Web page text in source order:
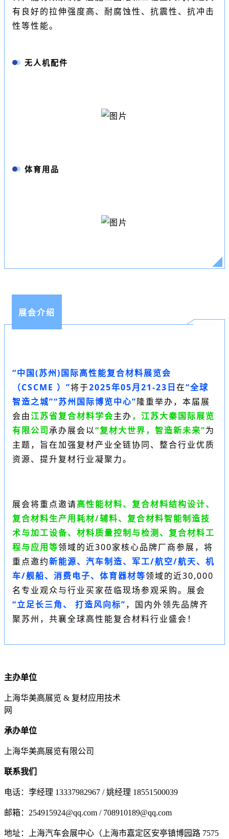
有良好的拉伸强度高、耐腐蚀性、抗震性、抗冲击
性等性能。
无人机配件
体育用品
展会介绍
“中国(苏州)国际高性能复合材料展览会
（CSCME ）”将于2025年05月21-23日在“全球
智造之城”“苏州国际博览中心”隆重举办，本届展
会由江苏省复合材料学会主办，江苏大秦国际展览
有限公司承办展会以“复材大世界，智造新未来”为
主题，旨在加强复材产业全链协同、整合行业优质
资源、提升复材行业凝聚力。
展会将重点邀请高性能材料、复合材料结构设计、
复合材料生产用耗材/辅料、复合材料智能制造技
术与加工设备、材料质量控制与检测、复合材料工
程与应用等领域的近300家核心品牌厂商参展，将
重点邀约新能源、汽车制造、军工/航空/航天、机
车/舰船、消费电子、体育器材等领域的近30,000
名专业观众与行业买家莅临现场参观采购。展会
“立足长三角、 打造风向标”，国内外领先品牌齐
聚苏州，共襄全球高性能复合材料行业盛会！
主办单位
上海华美高展览 & 复材应用技术
网
承办单位
上海华美高展览有限公司
联系我们
电话：李经理 13337982967 / 姚经理 18551500039
邮箱：254915924@qq.com / 708910189@qq.com
地址：上海汽车会展中心（上海市嘉定区安亭镇博园路 7575